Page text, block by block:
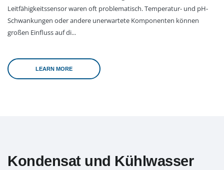
Leitfähigkeitssensor waren oft problematisch. Temperatur- und pH-
Schwankungen oder andere unerwartete Komponenten können
großen Einfluss auf di...
LEARN MORE
Kondensat und Kühlwasser